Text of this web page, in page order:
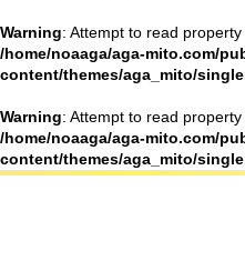
Warning: Attempt to read
/home/noaaga/aga-mito.com/
content/themes/aga_mito/
Warning: Attempt to read
/home/noaaga/aga-mito.com/
content/themes/aga_mito/